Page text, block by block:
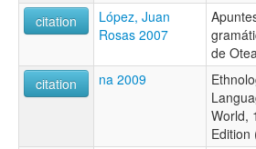
citation
López, Juan
Rosas 2007
de
citation
na 2009
World,
Edition